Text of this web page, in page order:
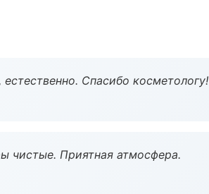
Спасибо косметологу!
чистые. Приятная атмосфера.